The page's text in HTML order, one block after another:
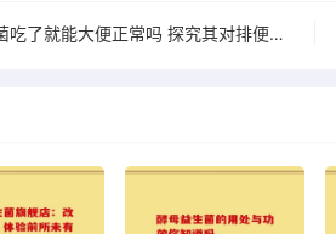
拜奥益生菌吃了就能大便正常吗 探究其对排便的实际影响